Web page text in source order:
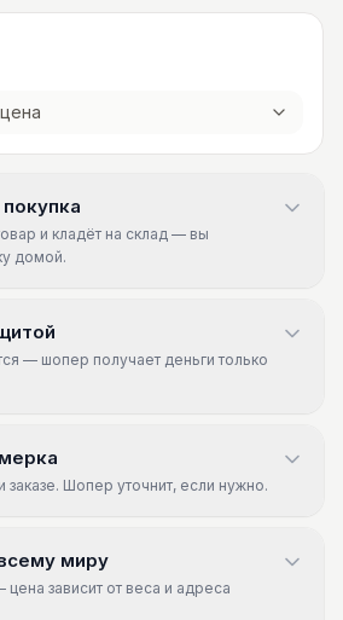
и кладёт на склад — вы
домой.
— шопер получает деньги только
заказе. Шопер уточнит, если нужно.
миру
цена зависит от веса и адреса